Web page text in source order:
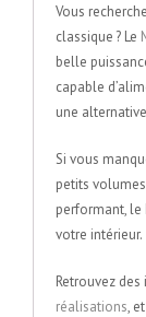
Vous
classique ? Le
belle
capable
une
Si vous
petits
performant, le
votre intérieur.
Retrouvez
réalisations,